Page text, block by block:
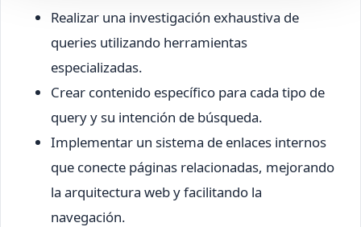
Realizar una investigación exhaustiva de
queries utilizando herramientas
especializadas.
Crear contenido específico para cada tipo de
query y su intención de búsqueda.
Implementar un sistema de enlaces internos
que conecte páginas relacionadas, mejorando
la arquitectura web y facilitando la
navegación.